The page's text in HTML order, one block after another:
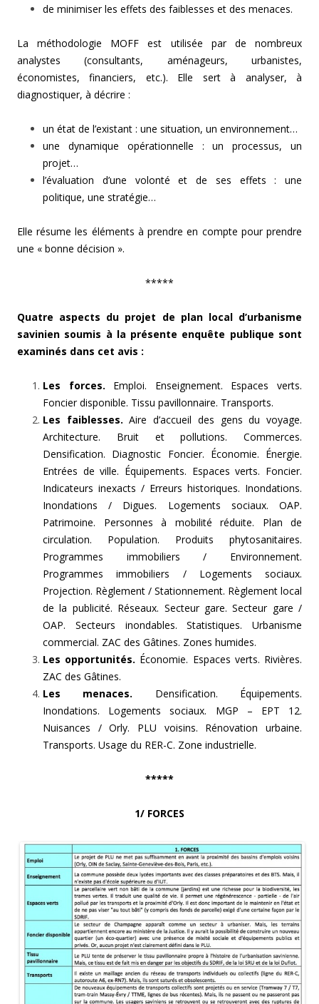
de minimiser les effets des faiblesses et des menaces.
La méthodologie MOFF est utilisée par de nombreux
analystes (consultants, aménageurs, urbanistes,
économistes, financiers, etc.). Elle sert à analyser, à
diagnostiquer, à décrire :
un état de l’existant : une situation, un environnement…
une dynamique opérationnelle : un processus, un
projet…
l’évaluation d’une volonté et de ses effets : une
politique, une stratégie…
Elle résume les éléments à prendre en compte pour prendre
une « bonne décision ».
*****
Quatre aspects du projet de plan local d’urbanisme
savinien soumis à la présente enquête publique sont
examinés dans cet avis :
Les forces. Emploi. Enseignement. Espaces verts.
Foncier disponible. Tissu pavillonnaire. Transports.
Les faiblesses. Aire d’accueil des gens du voyage.
Architecture. Bruit et pollutions. Commerces.
Densification. Diagnostic Foncier. Économie. Énergie.
Entrées de ville. Équipements. Espaces verts. Foncier.
Indicateurs inexacts / Erreurs historiques. Inondations.
Inondations / Digues. Logements sociaux. OAP.
Patrimoine. Personnes à mobilité réduite. Plan de
circulation. Population. Produits phytosanitaires.
Programmes immobiliers / Environnement.
Programmes immobiliers / Logements sociaux.
Projection. Règlement / Stationnement. Règlement local
de la publicité. Réseaux. Secteur gare. Secteur gare /
OAP. Secteurs inondables. Statistiques. Urbanisme
commercial. ZAC des Gâtines. Zones humides.
Les opportunités. Économie. Espaces verts. Rivières.
ZAC des Gâtines.
Les menaces. Densification. Équipements.
Inondations. Logements sociaux. MGP – EPT 12.
Nuisances / Orly. PLU voisins. Rénovation urbaine.
Transports. Usage du RER-C. Zone industrielle.
*****
1/ FORCES